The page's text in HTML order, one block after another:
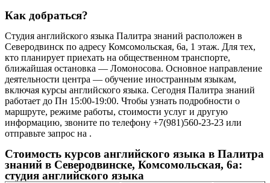
Как добраться?
Студия английского языка Палитра знаний расположен в
Северодвинск по адресу Комсомольская, 6а, 1 этаж. Для тех,
кто планирует приехать на общественном транспорте,
ближайшая остановка — Ломоносова. Основное направление
деятельности центра — обучение иностранным языкам,
включая курсы английского языка. Сегодня Палитра знаний
работает до Пн 15:00-19:00. Чтобы узнать подробности о
маршруте, режиме работы, стоимости услуг и другую
информацию, звоните по телефону +7(981)560-23-23 или
отправьте запрос на .
Стоимость курсов английского языка в Палитра
знаний в Северодвинске, Комсомольская, 6а:
студия английского языка